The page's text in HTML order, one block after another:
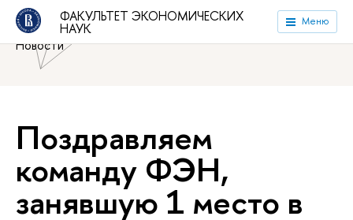
ФАКУЛЬТЕТ ЭКОНОМИЧЕСКИХ
НАУК Меню
Национальный исследовательский университет «Высшая
школа экономики»
Факультет экономических наук
Новости
Поздравляем
команду ФЭН,
занявшую 1 место в